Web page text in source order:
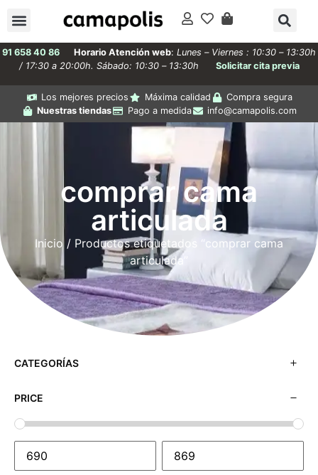
91 658 40 86 Horario Atención web: Lunes – Viernes : 10:30 – 13:30h
/ 17:30 a 20:00h. Sábado: 10:30 – 13:30h
Solicitar cita previa
Los mejores precios Máxima calidad
Compra segura
Nuestras tiendas
Pago a medida info@camapolis.com
comprar cama
articulada
Inicio / Productos etiquetados “comprar cama
articulada”
CATEGORÍAS
PRICE